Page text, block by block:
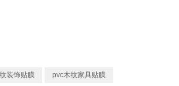
装饰贴膜 pvc木纹家具贴膜